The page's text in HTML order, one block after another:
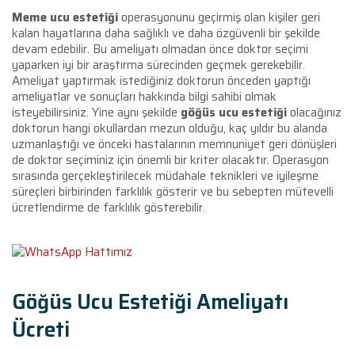
Meme ucu estetiğioperasyonunu geçirmiş olan kişiler geri
kalan hayatlarına daha sağlıklı ve daha özgüvenli bir şekilde
devam edebilir. Bu ameliyatı olmadan önce doktor seçimi
yaparken iyi bir araştırma sürecinden geçmek gerekebilir.
Ameliyat yaptırmak istediğiniz doktorun önceden yaptığı
ameliyatlar ve sonuçları hakkında bilgi sahibi olmak
isteyebilirsiniz. Yine aynı şekilde göğüs ucu estetiğiolacağınız
doktorun hangi okullardan mezun olduğu, kaç yıldır bu alanda
uzmanlaştığı ve önceki hastalarının memnuniyet geri dönüşleri
de doktor seçiminiz için önemli bir kriter olacaktır. Operasyon
sırasında gerçekleştirilecek müdahale teknikleri ve iyileşme
süreçleri birbirinden farklılık gösterir ve bu sebepten mütevelli
ücretlendirme de farklılık gösterebilir.
Göğüs Ucu Estetiği Ameliyatı
Ücreti